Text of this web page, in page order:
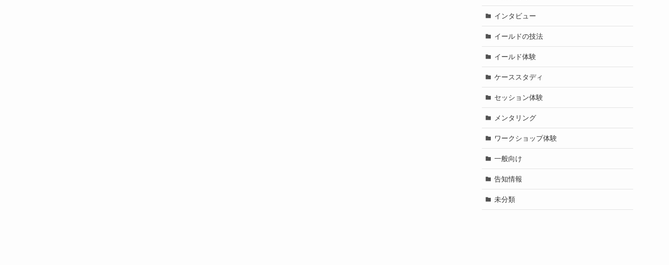
インタビュー
イールドの技法
イールド体験
ケーススタディ
セッション体験
メンタリング
ワークショップ体験
一般向け
告知情報
未分類